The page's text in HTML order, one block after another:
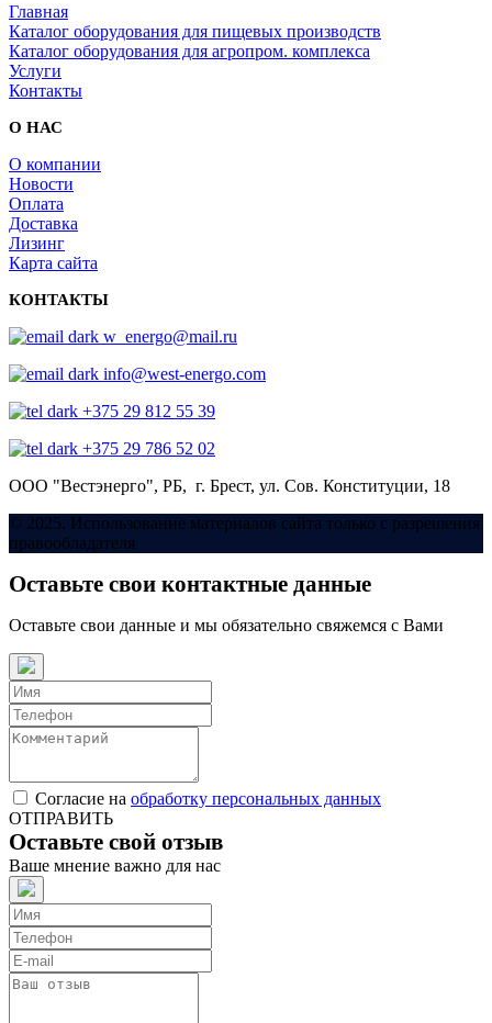
Главная
Каталог оборудования для пищевых производств
Каталог оборудования для агропром. комплекса
Услуги
Контакты
О НАС
О компании
Новости
Оплата
Доставка
Лизинг
Карта сайта
КОНТАКТЫ
w_energo@mail.ru
info@west-energo.com
+375 29 812 55 39
+375 29 786 52 02
ООО "Вестэнерго", РБ, г. Брест, ул. Сов. Конституции, 18
© 2025. Использование материалов сайта только с разрешения
правообладателя
Оставьте свои контактные данные
Оставьте свои данные и мы обязательно свяжемся с Вами
Согласие на обработку персональных данных
ОТПРАВИТЬ
Оставьте свой отзыв
Ваше мнение важно для нас